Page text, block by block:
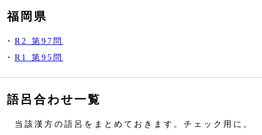
福岡県
・ R2 第97問
・ R1 第95問
語呂合わせ一覧
当該漢方の語呂をまとめておきます。チェック用に。